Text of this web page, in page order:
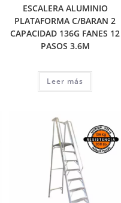
ESCALERA ALUMINIO
PLATAFORMA C/BARAN 2
CAPACIDAD 136G FANES 12
PASOS 3.6M
Leer más